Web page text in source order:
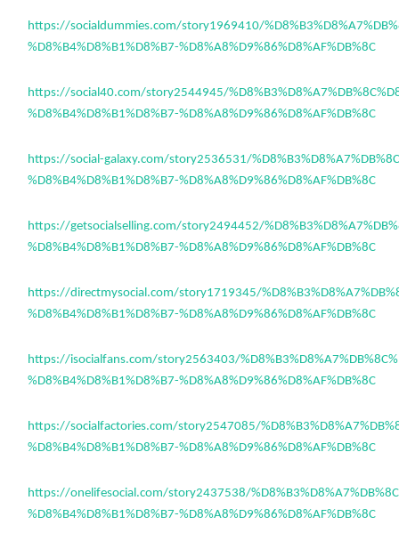
https://socialdummies.com/story1969410/
%D8%B4%D8%B1%D8%B7-%D8%A8%D9%86%D8%AF%DB%8C
https://social40.com/story2544945/
%D8%B4%D8%B1%D8%B7-%D8%A8%D9%86%D8%AF%DB%8C
https://social-galaxy.com/story2536531/
%D8%B4%D8%B1%D8%B7-%D8%A8%D9%86%D8%AF%DB%8C
https://getsocialselling.com/story2494452/
%D8%B4%D8%B1%D8%B7-%D8%A8%D9%86%D8%AF%DB%8C
https://directmysocial.com/story1719345/
%D8%B4%D8%B1%D8%B7-%D8%A8%D9%86%D8%AF%DB%8C
https://isocialfans.com/story2563403/
%D8%B4%D8%B1%D8%B7-%D8%A8%D9%86%D8%AF%DB%8C
https://socialfactories.com/story2547085/
%D8%B4%D8%B1%D8%B7-%D8%A8%D9%86%D8%AF%DB%8C
https://onelifesocial.com/story2437538/
%D8%B4%D8%B1%D8%B7-%D8%A8%D9%86%D8%AF%DB%8C